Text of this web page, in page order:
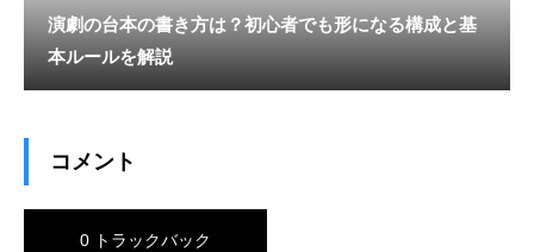
演劇の台本の書き方は？初心者でも形になる構成と基
本ルールを解説
コメント
0 トラックバック